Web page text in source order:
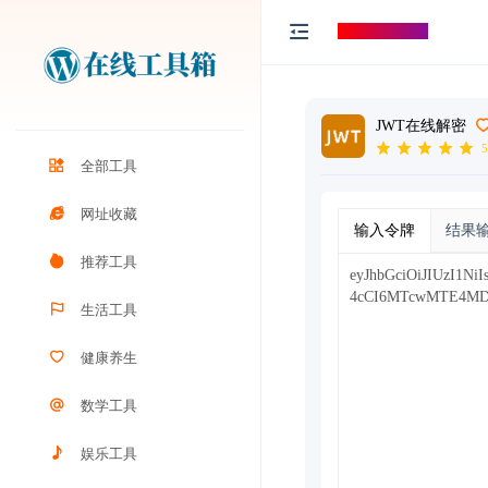
全部工具
网址收藏
推荐工具
生活工具
健康养生
数学工具
娱乐工具
JWT在线解密
5
输入令牌 结果